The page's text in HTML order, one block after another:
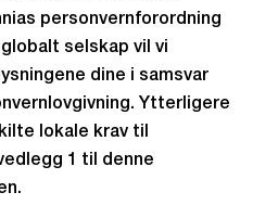
personvernforordning
globalt selskap vil vi
dine i samsvar
Ytterligere
lokale krav til
1 til denne